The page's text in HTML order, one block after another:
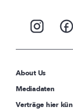
About Us
Mediadaten
Verträge hier